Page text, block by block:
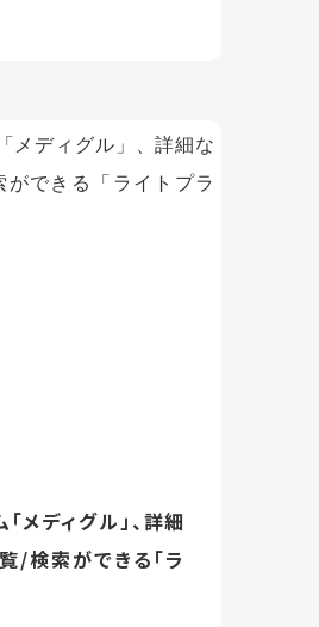
メディグル」、詳細
/検索ができる「ラ